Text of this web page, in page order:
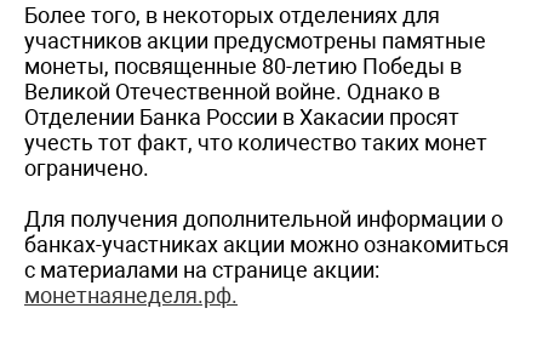
Более того, в некоторых отделениях для
участников акции предусмотрены памятные
монеты, посвященные 80-летию Победы в
Великой Отечественной войне. Однако в
Отделении Банка России в Хакасии просят
учесть тот факт, что количество таких монет
ограничено.
Для получения дополнительной информации о
банках-участниках акции можно ознакомиться
с материалами на странице акции:
монетнаянеделя.рф.